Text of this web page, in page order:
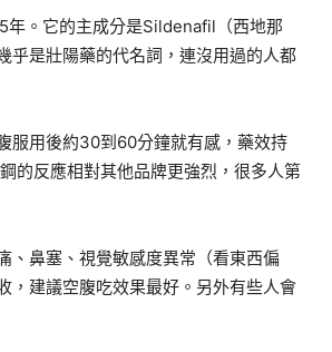
年。它的主成分是Sildenafil（西地那
乎是壯陽藥的代名詞，連沒用過的人都
服用後約30到60分鐘就有感，藥效持
的反應相對其他品牌更強烈，很多人第
、鼻塞、視覺敏感度異常（看東西偏
，建議空腹吃效果最好。另外有些人會